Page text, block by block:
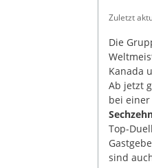
Zuletzt
Die
Kanada
Ab jetzt
bei
Top-
sind